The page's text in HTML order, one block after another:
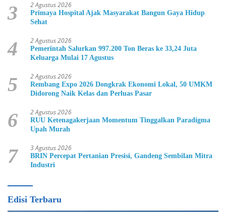
3 2 Agustus 2026
Primaya Hospital Ajak Masyarakat Bangun Gaya Hidup
Sehat
4 2 Agustus 2026
Pemerintah Salurkan 997.200 Ton Beras ke 33,24 Juta
Keluarga Mulai 17 Agustus
5 2 Agustus 2026
Rembang Expo 2026 Dongkrak Ekonomi Lokal, 50 UMKM
Didorong Naik Kelas dan Perluas Pasar
6 2 Agustus 2026
RUU Ketenagakerjaan Momentum Tinggalkan Paradigma
Upah Murah
7 3 Agustus 2026
BRIN Percepat Pertanian Presisi, Gandeng Sembilan Mitra
Industri
Edisi Terbaru